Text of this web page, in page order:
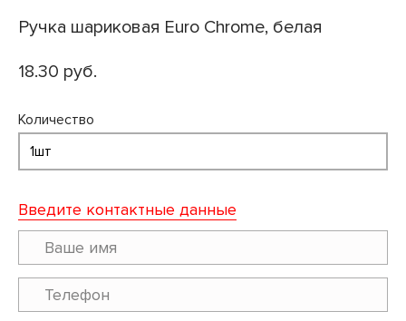
Ручка шариковая Euro Chrome, белая
18.30 руб.
Количество
Введите контактные данные